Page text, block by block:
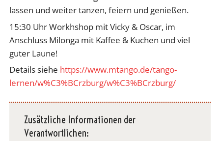
lassen und weiter tanzen, feiern und genießen.
15:30 Uhr Workhshop mit Vicky & Oscar, im
Anschluss Milonga mit Kaffee & Kuchen und viel
guter Laune!
Details siehe https://www.mtango.de/tango-
lernen/w%C3%BCrzburg/w%C3%BCrzburg/
Zusätzliche Informationen der
Verantwortlichen: